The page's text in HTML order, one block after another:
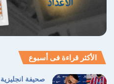
الأكثر قراءة فى أسبوع
صحيفة